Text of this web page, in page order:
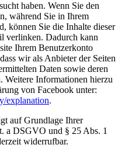
haben. Wenn Sie den
während Sie in Ihrem
können Sie die Inhalte dieser
verlinken. Dadurch kann
Ihrem Benutzerkonto
wir als Anbieter der Seiten
Daten sowie deren
Weitere Informationen hierzu
von Facebook unter:
explanation.
auf Grundlage Ihrer
a DSGVO und § 25 Abs. 1
widerrufbar.